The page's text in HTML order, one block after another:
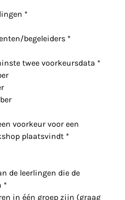
*
begeleiders *
twee voorkeursdata *
voorkeur voor een
plaatsvindt *
de leerlingen die de
*
in één groep zijn (graag